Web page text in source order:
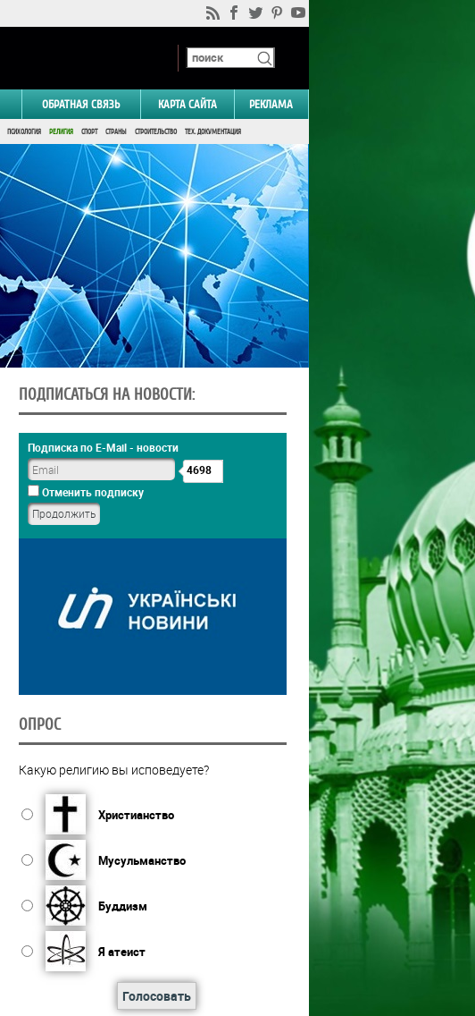
ОБРАТНАЯ СВЯЗЬ КАРТА САЙТА РЕКЛАМА
ПСИХОЛОГИЯ РЕЛИГИЯ СПОРТ СТРАНЫ СТРОИТЕЛЬСТВО ТЕХ. ДОКУМЕНТАЦИЯ
ПОДПИСАТЬСЯ НА НОВОСТИ:
Подписка по E-Mail - новости
4698
Отменить подписку
ОПРОС
Какую религию вы исповедуете?
Христианство
Мусульманство
Буддизм
Я атеист
Голосовать